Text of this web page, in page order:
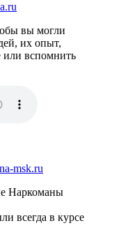
вы могли
их опыт,
или вспомнить
msk.ru
Наркоманы
всегда в курсе